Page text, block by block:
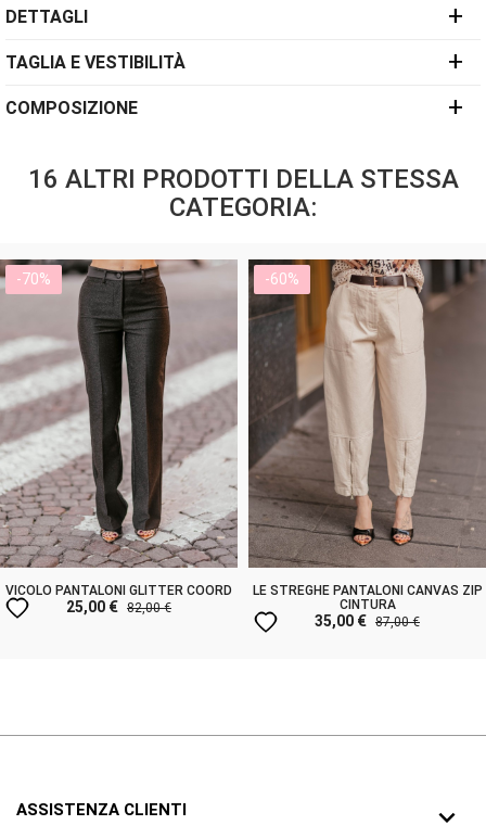
DETTAGLI +
TAGLIA E VESTIBILITÀ +
COMPOSIZIONE +
16 ALTRI PRODOTTI DELLA STESSA
CATEGORIA:
-70%
VICOLO PANTALONI GLITTER COORD
25,00 € 82,00 €
favorite
-60%
LE STREGHE PANTALONI CANVAS ZIP
CINTURA
35,00 € 87,00 €
favorite
ASSISTENZA CLIENTI